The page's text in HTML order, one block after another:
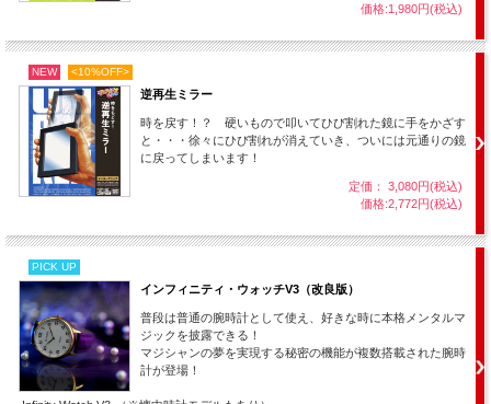
価格:1,980円(税込)
NEW <10%OFF>
逆再生ミラー
時を戻す！？ 硬いもので叩いてひび割れた鏡に手をかざす
と・・・徐々にひび割れが消えていき、ついには元通りの鏡
に戻ってしまいます！
定価： 3,080円(税込)
価格:2,772円(税込)
PICK UP
インフィニティ・ウォッチV3（改良版）
普段は普通の腕時計として使え、好きな時に本格メンタルマ
ジックを披露できる！
マジシャンの夢を実現する秘密の機能が複数搭載された腕時
計が登場！